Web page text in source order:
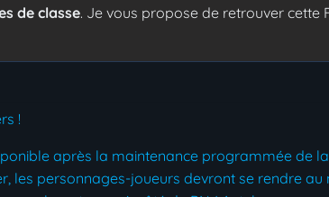
de classe. Je vous propose de retrouver cette
!
après la maintenance programmée de la
les personnages-joueurs devront se rendre au